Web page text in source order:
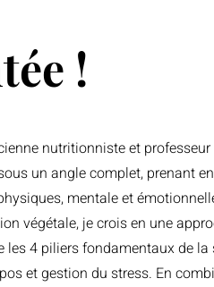
!
nutritionniste et professeur
un angle complet, prenant en
mentale et
végétale, je crois en une
les 4 piliers fondamentaux de la
et gestion du stress. En